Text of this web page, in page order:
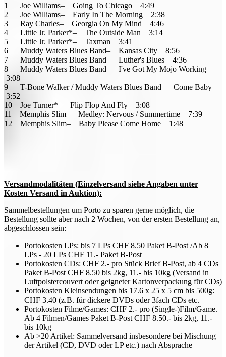
1 Joe Williams– Going To Chicago 4:49
2 Joe Williams– Early In The Morning 2:38
3 Ray Charles– Georgia On My Mind 4:46
4 Little Jr. Parker*– The Outside Man 3:14
5 Little Jr. Parker*– Taxman 3:41
6 Muddy Waters Blues Band– Kansas City 8:56
7 Muddy Waters Blues Band– Luther's Blues 4:36
8 Muddy Waters Blues Band– I've Got My Mojo Working
3:08
9 T-Bone Walker / Muddy Waters Blues Band– Come Baby
3:52
10 Joe Turner*– Flip Flop And Fly 3:08
11 Memphis Slim– Medley: Nervous / Summertime 7:39
12 Memphis Slim– Baby Please Come Home 1:48
Versandmodalitäten (Einzelversand siehe Angaben unter
Kosten Versand in Auktion):
Sammelbestellungen um Porto zu sparen gerne möglich, die
Bestellung sollte aber nach 2 Wochen, von der ersten Bestellung an,
abgeschlossen sein:
Portokosten LPs: bis 7 LPs CHF 8.50 Paket B-Post /Ab 8
LPs - 20 LPs CHF 11.- Paket B-Post
Portokosten CDs: CHF 2.- pro Stück Brief B-Post, ab 4 CDs
Paket B-Post CHF 8.50 bis 2kg, 11.- bis 10kg (Versand in
Luftpolstercouvert oder geigneter Kartonverpackung für CDs)
Portokosten Kleinsendungen bis 17.6 x 25 x 5 cm bis 500g:
CHF 3.40 (z.B. für dickere DVDs oder 3fach CDs etc.
Portokosten Filme/Games: CHF 2.- pro (Single-)Film/Game.
Ab 4 Filmen/Games Paket B-Post CHF 8.50.- bis 2kg, 11.-
bis 10kg
Ab >20 Artikel: Sammelversand insbesondere bei Mischung
der Artikel (CD, DVD oder LP etc.) nach Absprache